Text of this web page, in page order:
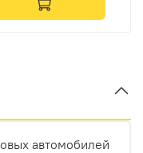
автомобилей